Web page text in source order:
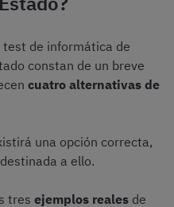
test de informática de
constan de un breve
cuatro alternativas de
una opción correcta,
a ello.
tres ejemplos reales de